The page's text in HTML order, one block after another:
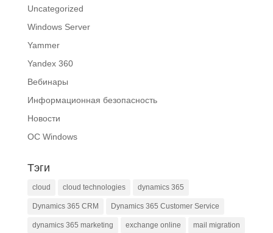
Uncategorized
Windows Server
Yammer
Yandex 360
Вебинары
Информационная безопасность
Новости
ОС Windows
Тэги
cloud cloud technologies dynamics 365
Dynamics 365 CRM Dynamics 365 Customer Service
dynamics 365 marketing exchange online mail migration